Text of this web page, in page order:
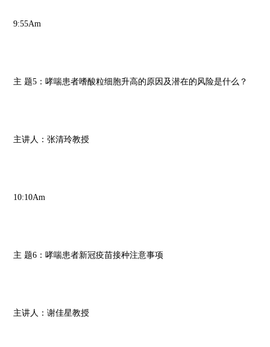
9:55Am
主 题5：哮喘患者嗜酸粒细胞升高的原因及潜在的风险是什么？
主讲人：张清玲教授
10:10Am
主 题6：哮喘患者新冠疫苗接种注意事项
主讲人：谢佳星教授